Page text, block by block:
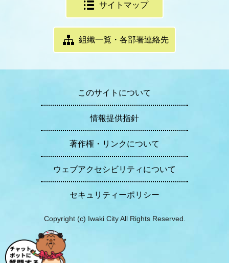
サイトマップ
組織一覧・各部署連絡先
このサイトについて
情報提供指針
著作権・リンクについて
ウェブアクセシビリティについて
セキュリティーポリシー
Copyright (c) Iwaki City All Rights Reserved.